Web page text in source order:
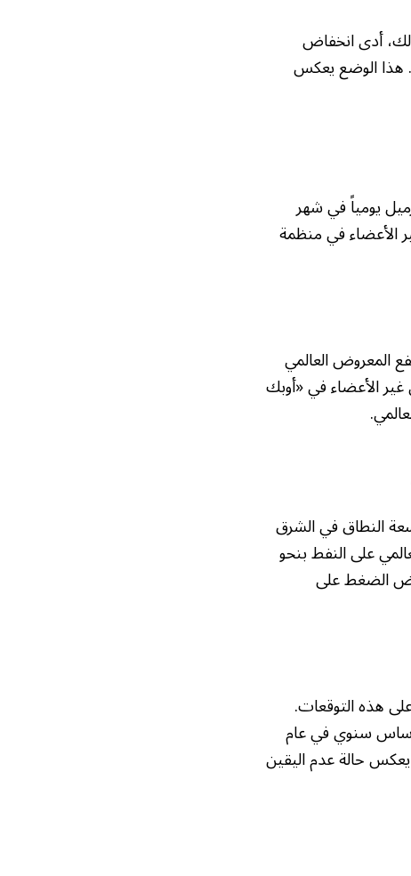
أدى انخفاض
هذا الوضع يعكس
في المعروض العالمي من النفط بمقدار 8 ملايين برميل يومياً في شهر
الأعضاء في منظمة
المعروض العالمي
الكامل على الدول غير الأعضاء في «أوبك
النطاق في الشرق
على النفط بنحو
الضغط على
هذه التوقعات.
640 ألف برميل يومياً على أساس سنوي في عام
يعكس حالة عدم اليقين